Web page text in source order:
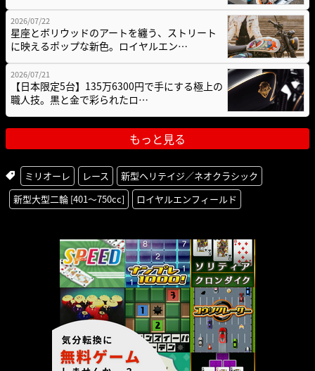
2026/07/22
星座とボリウッドのアートを纏う、ストリート
に映えるポップな新色。ロイヤルエン…
2026/07/21
【日本限定5台】135万6300円で手にする極上の
職人技。黒と金で彩られたロ…
もっと見る
ミリオーレ レース
新型ヘリテイジ／ネオクラシック
新型大型二輪 [401〜750cc]
ロイヤルエンフィールド